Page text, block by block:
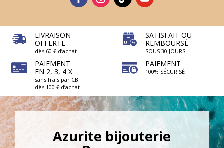
LIVRAISON
OFFERTE
dès 60 € d’achat
PAIEMENT
EN 2, 3, 4 X
sans frais par CB
dès 100 € d’achat
SATISFAIT OU
REMBOURSÉ
SOUS 30 JOURS
PAIEMENT
100% SÉCURISÉ
Azurite bijouterie